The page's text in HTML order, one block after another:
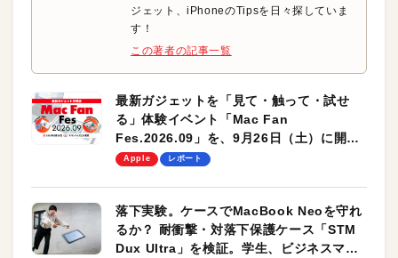
ジェット、iPhoneのTipsを日々探していま
す！
この著者の記事一覧
最新ガジェットを「見て・触って・試せ
る」体験イベント「Mac Fan
Fes.2026.09」を、9月26日（土）に開催
します！
Apple レポート
落下実験。ケースでMacBook Neoを守れ
るか？ 耐衝撃・対落下保護ケース「STM
Dux Ultra」を検証。学生、ビジネスマン